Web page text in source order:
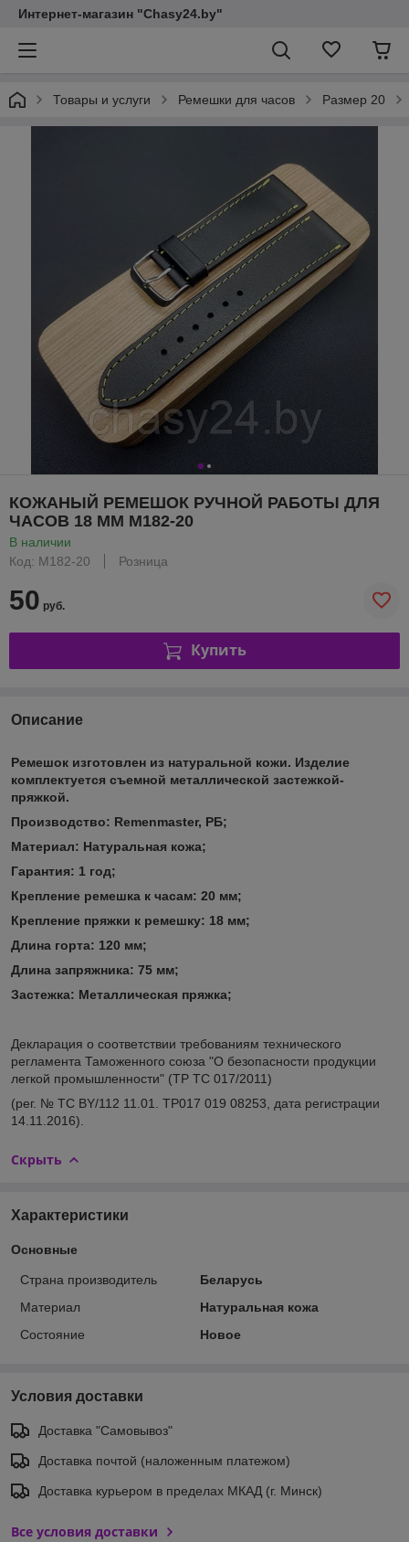
Интернет-магазин "Chasy24.by"
Товары и услуги Ремешки для часов Размер 20
КОЖАНЫЙ РЕМЕШОК РУЧНОЙ РАБОТЫ ДЛЯ
ЧАСОВ 18 ММ M182-20
В наличии
Код: M182-20
Розница
50 руб.
Купить
Описание
Ремешок изготовлен из натуральной кожи. Изделие
комплектуется съемной металлической застежкой-
пряжкой.
Производство: Remenmaster, РБ;
Материал: Натуральная кожа;
Гарантия: 1 год;
Крепление ремешка к часам: 20 мм;
Крепление пряжки к ремешку: 18 мм;
Длина горта: 120 мм;
Длина запряжника: 75 мм;
Застежка: Металлическая пряжка;
Декларация о соответствии требованиям технического
регламента Таможенного союза "О безопасности продукции
легкой промышленности" (ТР ТС 017/2011)
(рег. № ТС BY/112 11.01. TP017 019 08253, дата регистрации
14.11.2016).
Скрыть
Характеристики
Основные
Страна производитель
Беларусь
Материал
Натуральная кожа
Состояние
Новое
Условия доставки
Доставка "Самовывоз"
Доставка почтой (наложенным платежом)
Доставка курьером в пределах МКАД (г. Минск)
Все условия доставки